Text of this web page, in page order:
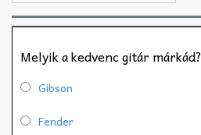
Melyik a kedvenc gitár márkád?
Gibson
Fender